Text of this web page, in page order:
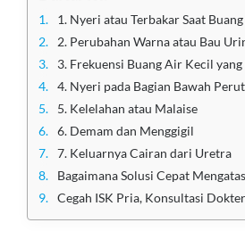
1. Nyeri atau Terbakar Saat
2. Perubahan Warna atau Bau
3. Frekuensi Buang Air Kecil
4. Nyeri pada Bagian Bawah
5. Kelelahan atau Malaise
6. Demam dan Menggigil
7. Keluarnya Cairan dari Uretra
Bagaimana Solusi Cepat
Cegah ISK Pria, Konsultasi Dokter